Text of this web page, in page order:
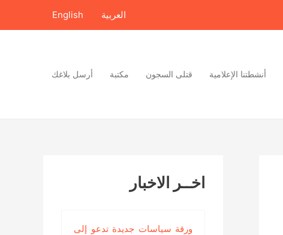
العربية English
أنشطتنا الإعلامية قتلى السجون مكتبة أرسل بلاغك
اخــر الاخبار
ورقة سياسات جديدة تدعو إلى